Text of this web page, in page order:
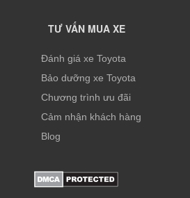
TƯ VẤN MUA XE
Đánh giá xe Toyota
Bảo dưỡng xe Toyota
Chương trình ưu đãi
Cảm nhận khách hàng
Blog